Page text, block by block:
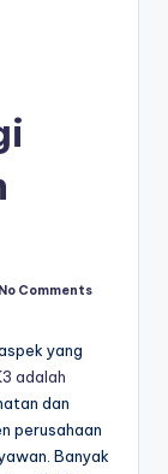
No Comments
yang
adalah
dan
perusahaan
Banyak